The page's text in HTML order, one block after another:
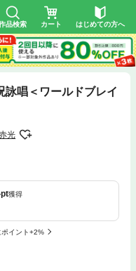
品検索 カート はじめての方へ
詠唱＜ワールドブレイ
光
pt獲得
イント+2%